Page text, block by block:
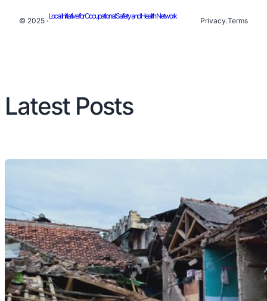
© 2025 ·
Local Initiative for Occupational Safety and Health Network
Privacy.Terms
Latest Posts